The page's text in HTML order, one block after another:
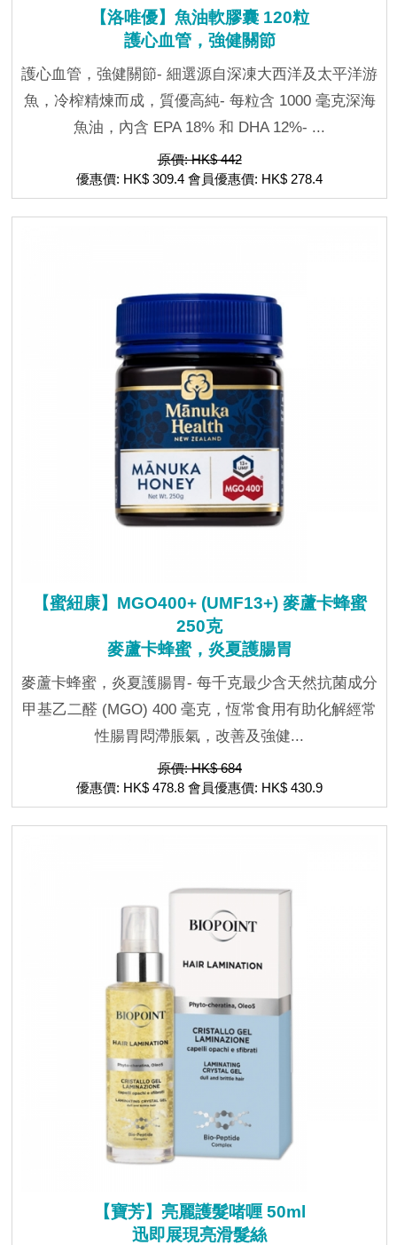
【洛唯優】魚油軟膠囊 120粒
護心血管，強健關節
護心血管，強健關節- 細選源自深凍大西洋及太平洋游
魚，冷榨精煉而成，質優高純- 每粒含 1000 毫克深海
魚油，內含 EPA 18% 和 DHA 12%- ...
原價: HK$ 442
優惠價: HK$ 309.4 會員優惠價: HK$ 278.4
【蜜紐康】MGO400+ (UMF13+) 麥蘆卡蜂蜜
250克
麥蘆卡蜂蜜，炎夏護腸胃
麥蘆卡蜂蜜，炎夏護腸胃- 每千克最少含天然抗菌成分
甲基乙二醛 (MGO) 400 毫克，恆常食用有助化解經常
性腸胃悶滯脹氣，改善及強健...
原價: HK$ 684
優惠價: HK$ 478.8 會員優惠價: HK$ 430.9
【寶芳】亮麗護髮啫喱 50ml
迅即展現亮滑髮絲